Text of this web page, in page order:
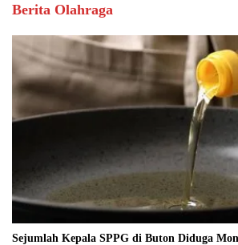
Berita Olahraga
Sejumlah Kepala SPPG di Buton Diduga